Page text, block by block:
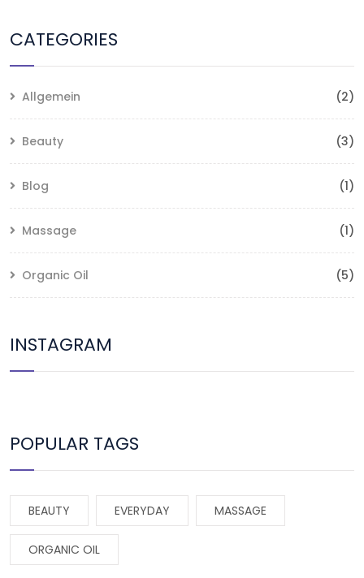
CATEGORIES
Allgemein (2)
Beauty (3)
Blog (1)
Massage (1)
Organic Oil (5)
INSTAGRAM
POPULAR TAGS
BEAUTY EVERYDAY MASSAGE
ORGANIC OIL